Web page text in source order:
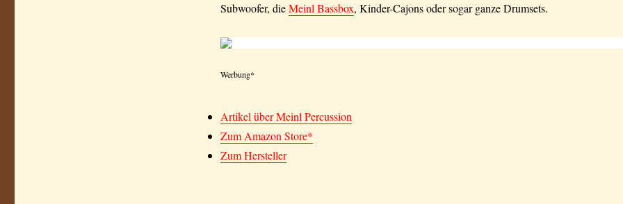
Subwoofer, dieMeinl Bassbox, Kinder-Cajons oder sogar ganze Drumsets.
Werbung*
Artikel über Meinl Percussion
Zum Amazon Store*
Zum Hersteller